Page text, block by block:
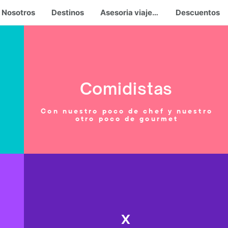
Nosotros Destinos Asesoria viajera Descuentos
x
Comidistas
Con nuestro poco de chef y nuestro
otro poco de gourmet